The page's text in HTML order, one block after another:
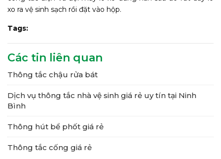
xo ra vệ sinh sạch rồi đặt vào hộp.
Tags:
Các tin liên quan
Thông tắc chậu rửa bát
Dịch vụ thông tắc nhà vệ sinh giá rẻ uy tín tại Ninh
Bình
Thông hút bể phốt giá rẻ
Thông tắc cống giá rẻ